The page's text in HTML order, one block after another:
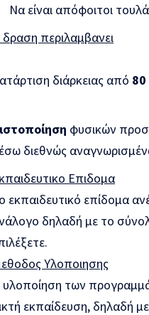
Να είναι απόφοιτοι
περιλαμβανει
διάρκειας από 80
φυσικών
διεθνώς
Επιδομα
εκπαιδευτικό επίδομα
δηλαδή με το
Υλοποιησης
των
εκπαίδευση, δηλαδή με